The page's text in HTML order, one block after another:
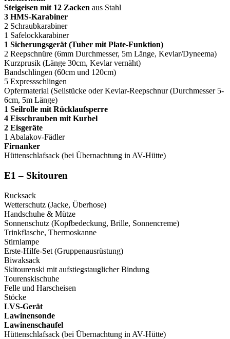
Steigeisen mit 12 Zacken aus Stahl
3 HMS-Karabiner
2 Schraubkarabiner
1 Safelockkarabiner
1 Sicherungsgerät (Tuber mit Plate-Funktion)
2 Reepschnüre (6mm Durchmesser, 5m Länge, Kevlar/Dyneema)
Kurzprusik (Länge 30cm, Kevlar vernäht)
Bandschlingen (60cm und 120cm)
5 Expressschlingen
Opfermaterial (Seilstücke oder Kevlar-Reepschnur (Durchmesser 5-
6cm, 5m Länge)
1 Seilrolle mit Rücklaufsperre
4 Eisschrauben mit Kurbel
2 Eisgeräte
1 Abalakov-Fädler
Firnanker
Hüttenschlafsack (bei Übernachtung in AV-Hütte)
E1 – Skitouren
Rucksack
Wetterschutz (Jacke, Überhose)
Handschuhe & Mütze
Sonnenschutz (Kopfbedeckung, Brille, Sonnencreme)
Trinkflasche, Thermoskanne
Stirnlampe
Erste-Hilfe-Set (Gruppenausrüstung)
Biwaksack
Skitourenski mit aufstiegstauglicher Bindung
Tourenskischuhe
Felle und Harscheisen
Stöcke
LVS-Gerät
Lawinensonde
Lawinenschaufel
Hüttenschlafsack (bei Übernachtung in AV-Hütte)